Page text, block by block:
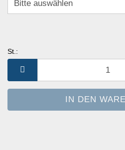
St.: